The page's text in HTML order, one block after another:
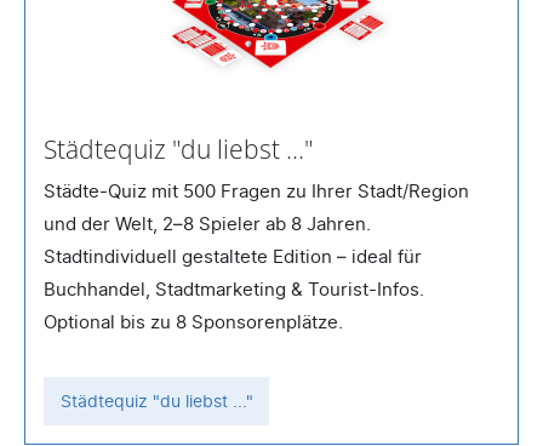
Städtequiz "du liebst ..."
Städte-Quiz mit 500 Fragen zu Ihrer Stadt/Region
und der Welt, 2–8 Spieler ab 8 Jahren.
Stadtindividuell gestaltete Edition – ideal für
Buchhandel, Stadtmarketing & Tourist-Infos.
Optional bis zu 8 Sponsorenplätze.
Städtequiz "du liebst ..."